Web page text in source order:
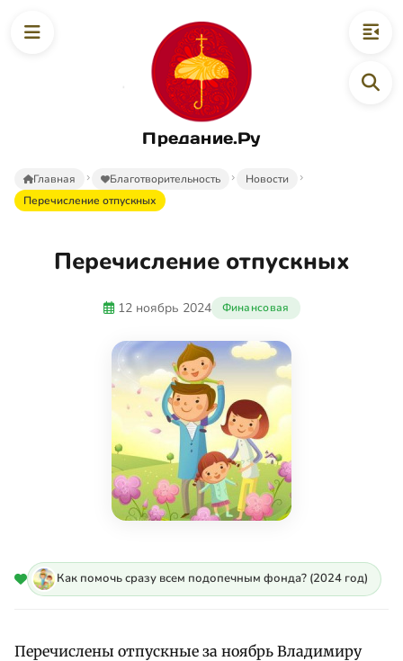
Предание.Ру
Главная Благотворительность
Новости
Перечисление отпускных
Перечисление отпускных
12 ноябрь 2024 Финансовая
Как помочь сразу всем подопечным фонда? (2024 год)
Перечислены отпускные за ноябрь Владимиру